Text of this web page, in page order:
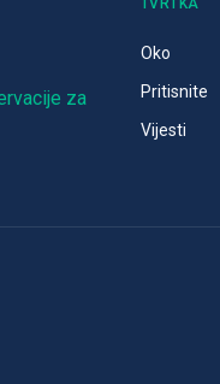
za
Oko
Pritisnite
Vijesti